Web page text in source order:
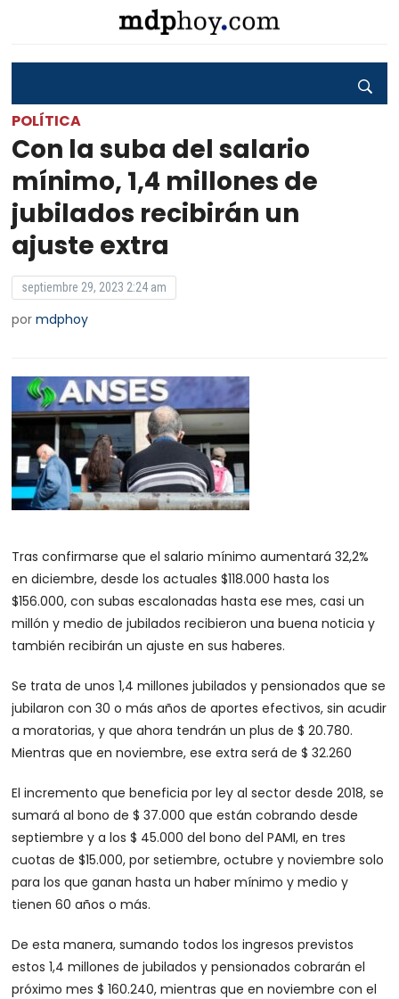
POLÍTICA
Con la suba del salario
mínimo, 1,4 millones de
jubilados recibirán un
ajuste extra
septiembre 29, 2023 2:24 am
pormdphoy
Tras confirmarse que el salario mínimo aumentará 32,2%
en diciembre, desde los actuales $118.000 hasta los
$156.000, con subas escalonadas hasta ese mes, casi un
millón y medio de jubilados recibieron una buena noticia y
también recibirán un ajuste en sus haberes.
Se trata de unos 1,4 millones jubilados y pensionados que se
jubilaron con 30 o más años de aportes efectivos, sin acudir
a moratorias, y que ahora tendrán un plus de $ 20.780.
Mientras que en noviembre, ese extra será de $ 32.260
El incremento que beneficia por ley al sector desde 2018, se
sumará al bono de $ 37.000 que están cobrando desde
septiembre y a los $ 45.000 del bono del PAMI, en tres
cuotas de $15.000, por setiembre, octubre y noviembre solo
para los que ganan hasta un haber mínimo y medio y
tienen 60 años o más.
De esta manera, sumando todos los ingresos previstos
estos 1,4 millones de jubilados y pensionados cobrarán el
próximo mes $ 160.240, mientras que en noviembre con el